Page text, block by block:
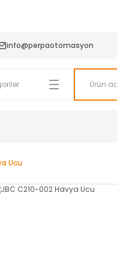
info@perpaotomasyon
Ucu